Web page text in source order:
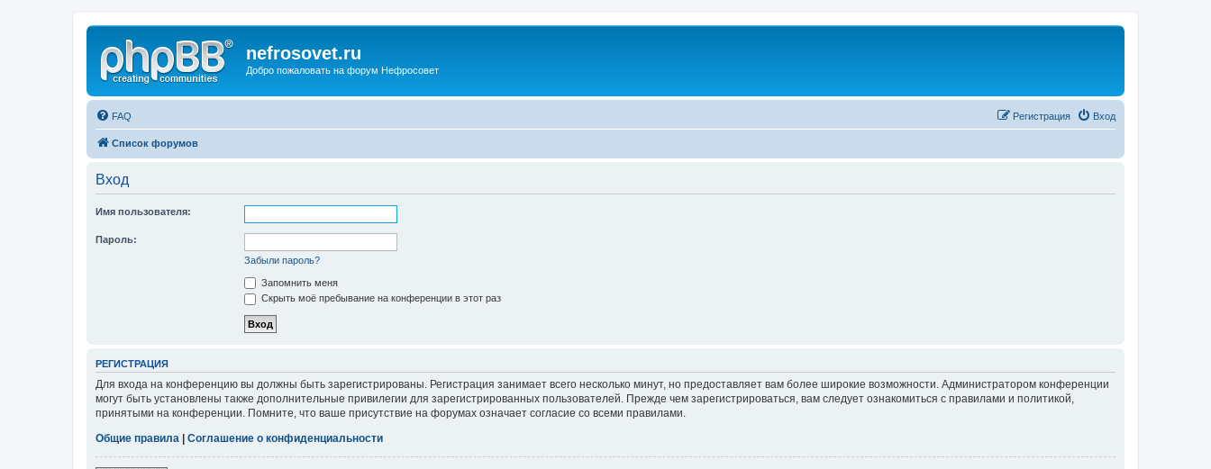
nefrosovet.ru
Добро пожаловать на форум Нефросовет
FAQ Вход
Регистрация
Список форумов
Вход
Имя пользователя:
Пароль:
Забыли пароль?
Запомнить меня
Скрыть моё пребывание на конференции в этот раз
РЕГИСТРАЦИЯ
Для входа на конференцию вы должны быть зарегистрированы. Регистрация занимает всего несколько минут, но предоставляет вам более широкие возможности. Администратором конференции
могут быть установлены также дополнительные привилегии для зарегистрированных пользователей. Прежде чем зарегистрироваться, вам следует ознакомиться с правилами и политикой,
принятыми на конференции. Помните, что ваше присутствие на форумах означает согласие со всеми правилами.
Общие правила
Соглашение о конфиденциальности